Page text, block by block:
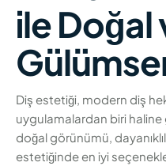
ile Doğal
Diş estetiği, modern diş
uygulamalardan biri haline
doğal görünümü,
estetiğinde en iyi